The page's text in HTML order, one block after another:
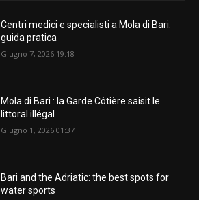
Centri medici e specialisti a Mola di Bari:
guida pratica
Giugno 7, 2026 19:18
Mola di Bari : la Garde Côtière saisit le
littoral illégal
Giugno 1, 2026 01:37
Bari and the Adriatic: the best spots for
water sports